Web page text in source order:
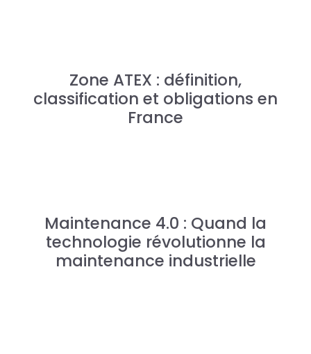
Zone ATEX : définition,
classification et obligations en
France
Maintenance 4.0 : Quand la
technologie révolutionne la
maintenance industrielle